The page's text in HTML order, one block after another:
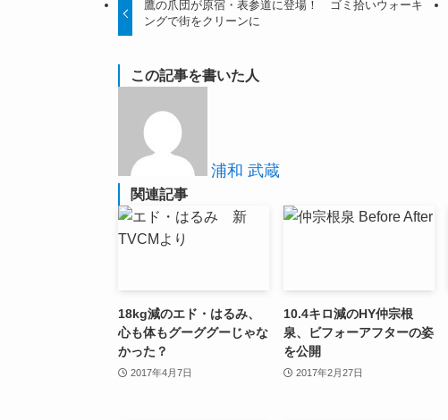
鷹の爪団が原宿・表参道に登場！ ゴミ拾いウォーキ
ングで街をクリーンに
この記事を書いた人
浦和 武蔵
関連記事
18kg減のエド・はるみ、
心も体もグーググーじゃな
かった？
2017年4月7日
10.4キロ減のHY仲宗根
泉、ビフォーアフターの姿
を公開
2017年2月27日